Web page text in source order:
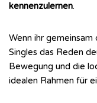
kennenzulernen.
Wenn ihr
Singles das Reden
Bewegung und die
idealen Rahmen für